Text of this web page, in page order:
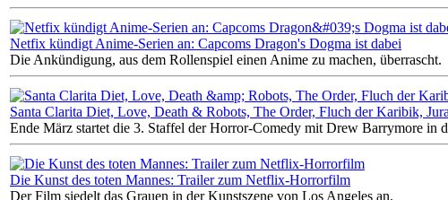
Netfix kündigt Anime-Serien an: Capcoms Dragon's Dogma ist dabei
Die Ankündigung, aus dem Rollenspiel einen Anime zu machen, überrascht.
Santa Clarita Diet, Love, Death & Robots, The Order, Fluch der Karibik,
Ende März startet die 3. Staffel der Horror-Comedy mit Drew Barrymore in
Die Kunst des toten Mannes: Trailer zum Netflix-Horrorfilm
Der Film siedelt das Grauen in der Kunstszene von Los Angeles an.